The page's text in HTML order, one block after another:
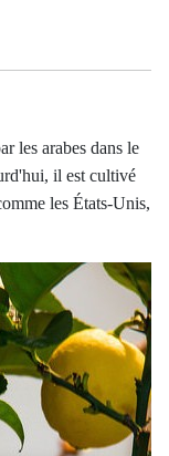
les arabes dans le
il est cultivé
les États-Unis,